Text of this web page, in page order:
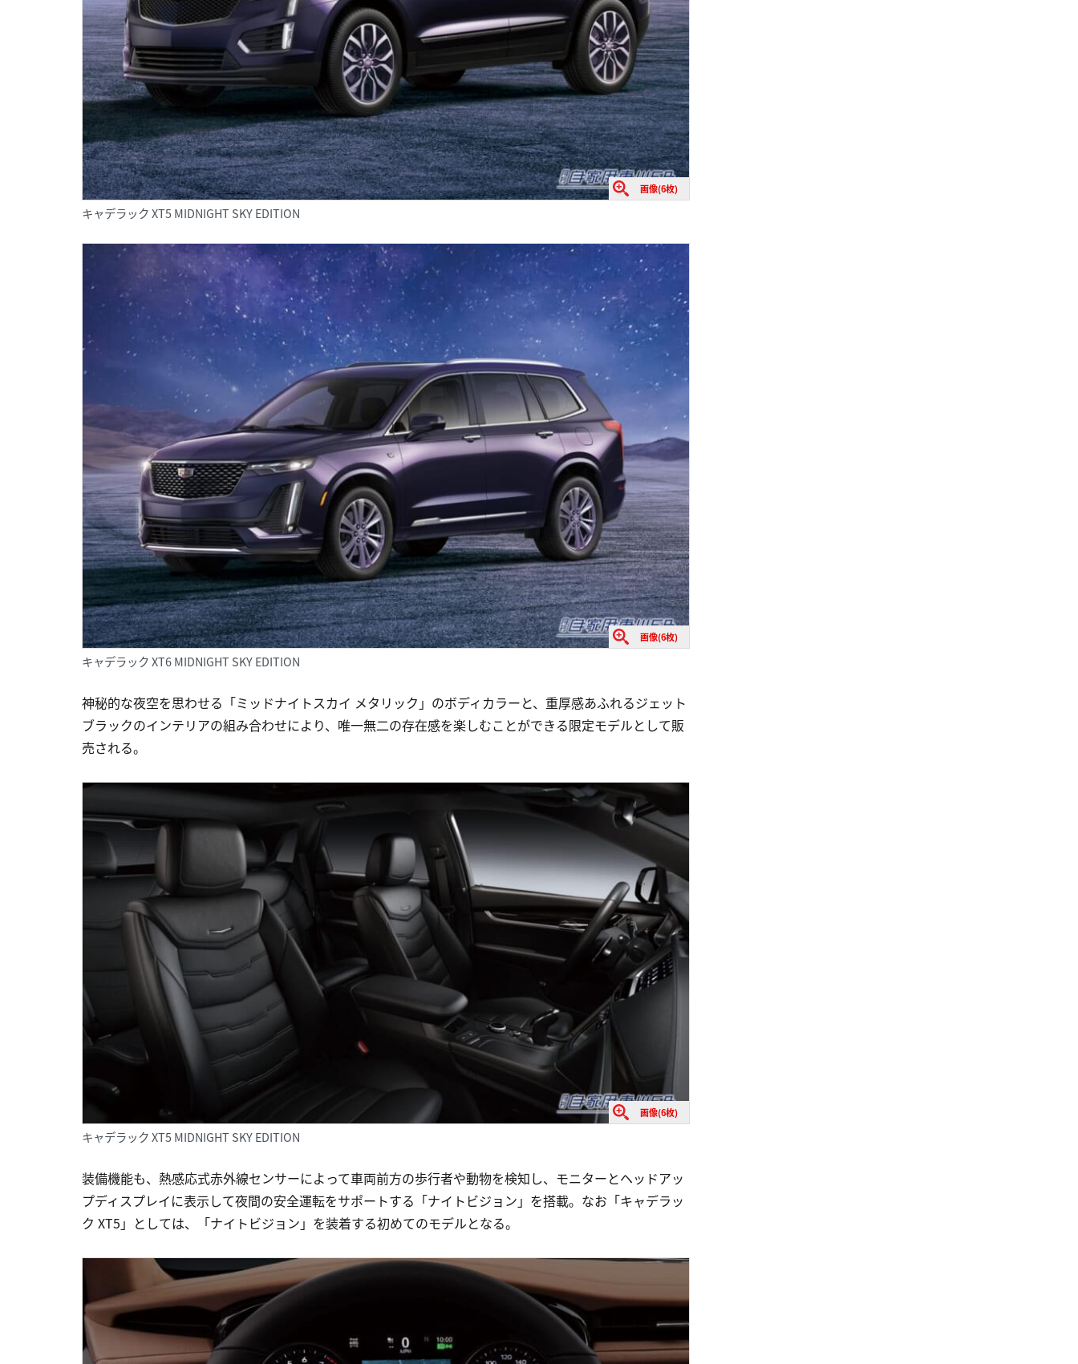
画像(6枚)
キャデラック XT5 MIDNIGHT SKY EDITION
画像(6枚)
キャデラック XT6 MIDNIGHT SKY EDITION
神秘的な夜空を思わせる「ミッドナイトスカイ メタリック」のボディカラーと、重厚感あふれるジェット
ブラックのインテリアの組み合わせにより、唯一無二の存在感を楽しむことができる限定モデルとして販
売される。
画像(6枚)
キャデラック XT5 MIDNIGHT SKY EDITION
装備機能も、熱感応式赤外線センサーによって車両前方の歩行者や動物を検知し、モニターとヘッドアッ
プディスプレイに表示して夜間の安全運転をサポートする「ナイトビジョン」を搭載。なお「キャデラッ
ク XT5」としては、「ナイトビジョン」を装着する初めてのモデルとなる。